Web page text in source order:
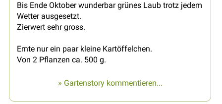
Bis Ende Oktober wunderbar grünes Laub trotz jedem
Wetter ausgesetzt.
Zierwert sehr gross.
Ernte nur ein paar kleine Kartöffelchen.
Von 2 Pflanzen ca. 500 g.
» Gartenstory kommentieren...